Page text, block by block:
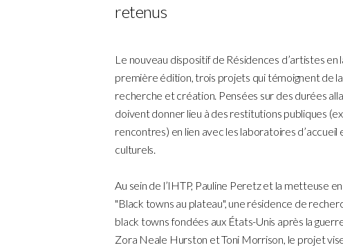
retenus
Le nouveau dispositif de Résidences d’artistes
première édition, trois projets qui témoignent de
recherche et création. Pensées sur des durées
doivent donner lieu à des restitutions publiques
rencontres) en lien avec les laboratoires
culturels.
Au sein de l’IHTP, Pauline Peretz et la metteuse
"Black towns au plateau", une résidence de
black towns fondées aux États-Unis après la
Zora Neale Hurston et Toni Morrison, le projet